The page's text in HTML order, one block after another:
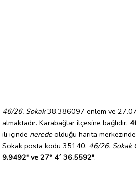
46/26. Sokak38.386097 enlem ve
almaktadır. Karabağlar ilçesine bağlıdır.
ili içinde nerede olduğu harita
Sokak posta kodu 35140. 46/26. Sokak
9.9492" ve 27° 4´ 36.5592".